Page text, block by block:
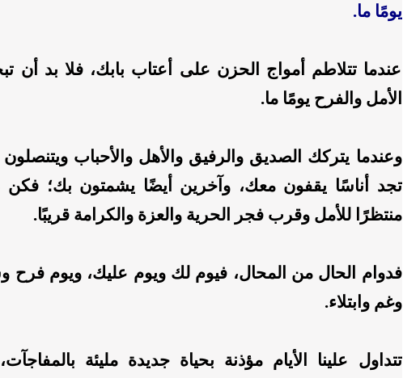
يومًا ما.
​عندما تتلاطم أمواج الحزن على أعتاب بابك، فلا بد أن
الأمل والفرح يومًا ما.
وعندما يتركك الصديق والرفيق والأهل والأحباب
تجد أناسًا يقفون معك، وآخرين أيضًا يشمتون بك؛ فكن
منتظرًا للأمل وقرب فجر الحرية والعزة والكرامة قريبًا.
​فدوام الحال من المحال، فيوم لك ويوم عليك، ويوم فرح
وغم وابتلاء.
تتداول علينا الأيام مؤذنة بحياة جديدة مليئة